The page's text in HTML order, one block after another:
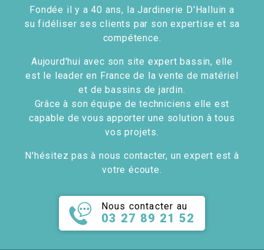
Fondée il y a 40 ans, la Jardinerie D'Halluin a
su fidéliser ses clients par son expertise et sa
compétence.
Aujourd'hui avec son site expert bassin, elle
est le leader en France de la vente de matériel
et de bassins de jardin.
Grâce à son équipe de techniciens elle est
capable de vous apporter une solution à tous
vos projets.
N'hésitez pas à nous contacter, un expert est à
votre écoute.
Nous contacter au
03 27 89 21 52